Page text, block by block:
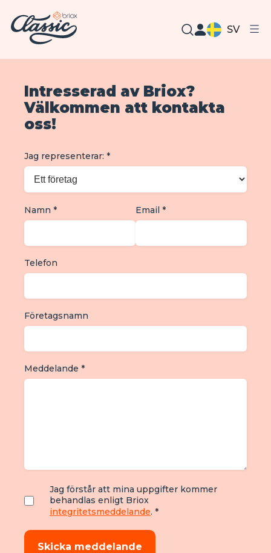
SV
Intresserad av Briox?
Välkommen att kontakta
oss!
Jag representerar: *
Namn * Email *
Telefon
Företagsnamn
Meddelande *
Jag förstår att mina uppgifter kommer
behandlas enligt Briox
integritetsmeddelande. *
Skicka meddelande